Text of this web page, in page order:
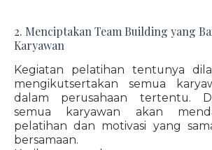
2. Menciptakan Team Building yang
Karyawan
Kegiatan pelatihan tentunya
mengikutsertakan semua
dalam perusahaan tertentu.
semua karyawan akan
pelatihan dan motivasi yang
bersamaan.